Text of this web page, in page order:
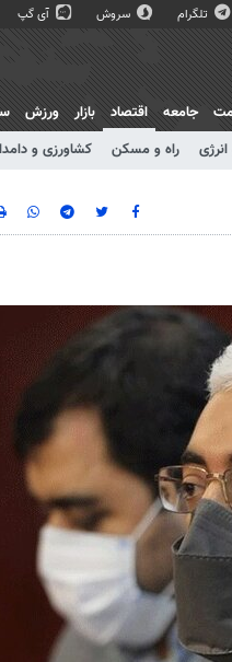
تلگرام سروش آی گپ
جامعه
اقتصاد
راه و مسکن کشاورزی و
بازار ورزش